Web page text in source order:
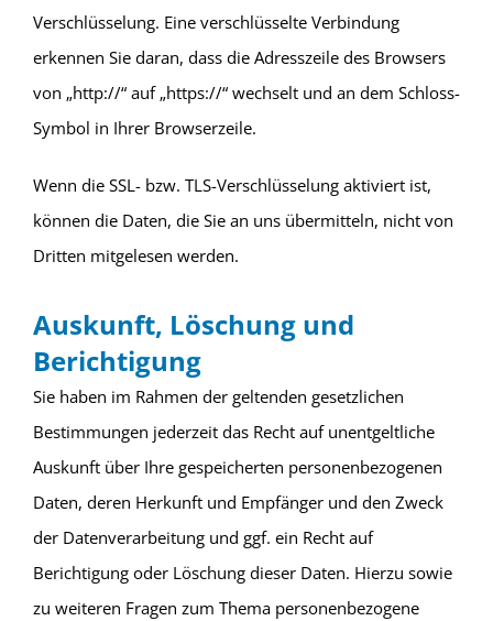
Verschlüsselung. Eine verschlüsselte Verbindung
erkennen Sie daran, dass die Adresszeile des Browsers
von „http://“ auf „https://“ wechselt und an dem Schloss-
Symbol in Ihrer Browserzeile.
Wenn die SSL- bzw. TLS-Verschlüsselung aktiviert ist,
können die Daten, die Sie an uns übermitteln, nicht von
Dritten mitgelesen werden.
Auskunft, Löschung und
Berichtigung
Sie haben im Rahmen der geltenden gesetzlichen
Bestimmungen jederzeit das Recht auf unentgeltliche
Auskunft über Ihre gespeicherten personenbezogenen
Daten, deren Herkunft und Empfänger und den Zweck
der Datenverarbeitung und ggf. ein Recht auf
Berichtigung oder Löschung dieser Daten. Hierzu sowie
zu weiteren Fragen zum Thema personenbezogene